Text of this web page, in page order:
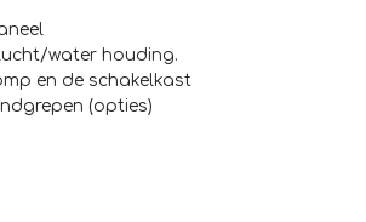
water houding.
en de schakelkast
(opties)